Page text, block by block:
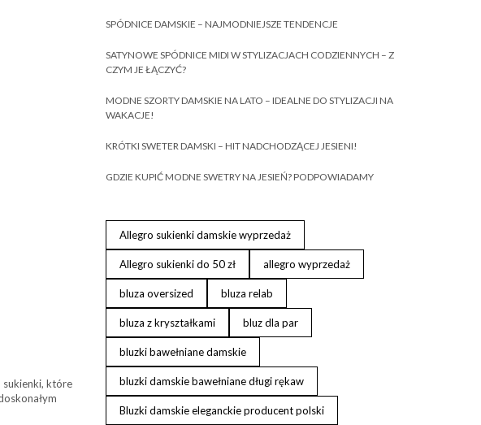
sukienki, które
SPÓDNICE DAMSKIE – NAJMODNIEJSZE TENDENCJE
SATYNOWE SPÓDNICE MIDI W STYLIZACJACH CODZIENNYCH – Z
CZYM JE ŁĄCZYĆ?
MODNE SZORTY DAMSKIE NA LATO – IDEALNE DO STYLIZACJI NA
WAKACJE!
KRÓTKI SWETER DAMSKI – HIT NADCHODZĄCEJ JESIENI!
GDZIE KUPIĆ MODNE SWETRY NA JESIEŃ? PODPOWIADAMY
Allegro sukienki damskie wyprzedaż
Allegro sukienki do 50 zł allegro wyprzedaż
bluza oversized bluza relab
bluza z kryształkami bluz dla par
bluzki bawełniane damskie
bluzki damskie bawełniane długi rękaw
Bluzki damskie eleganckie producent polski